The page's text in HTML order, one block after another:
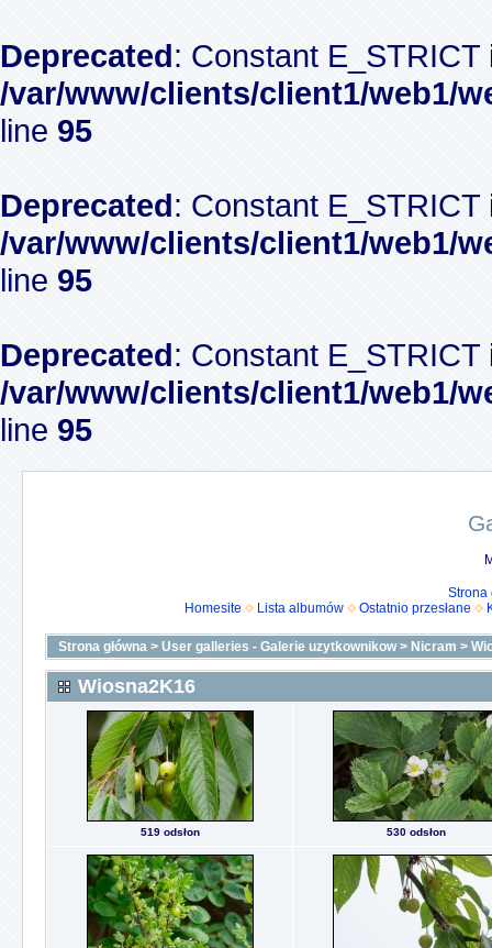
Deprecated: Constant
/var/www/clients/client1/web1/
line 95
Deprecated: Constant
/var/www/clients/client1/web1/
line 95
Deprecated: Constant
/var/www/clients/client1/web1/
line 95
Strona
Homesite
Lista albumów Ostatnio przesłane
Strona główna > User galleries - Galerie uzytkownikow> Nicram >
Wiosna2K16
519 odsłon 530 odsłon